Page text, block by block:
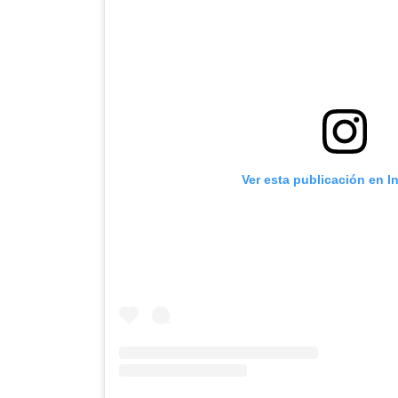
Ver esta publicación en